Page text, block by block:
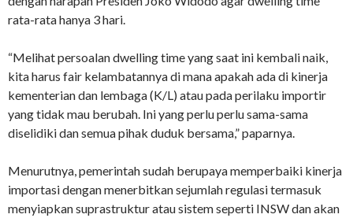
rata-rata hanya 3 hari.
“Melihat persoalan dwelling time yang saat ini kembali naik,
kita harus fair kelambatannya di mana apakah ada di kinerja
kementerian dan lembaga (K/L) atau pada perilaku importir
yang tidak mau berubah. Ini yang perlu perlu sama-sama
diselidiki dan semua pihak duduk bersama,” paparnya.
Menurutnya, pemerintah sudah berupaya memperbaiki kinerja
importasi dengan menerbitkan sejumlah regulasi termasuk
menyiapkan suprastruktur atau sistem seperti INSW dan akan